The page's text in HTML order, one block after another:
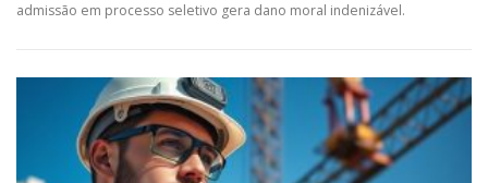
admissão em processo seletivo gera dano moral indenizável.